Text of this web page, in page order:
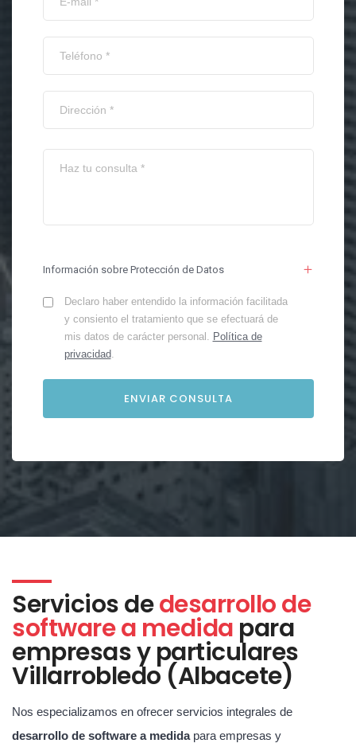
Información sobre Protección de Datos
Declaro haber entendido la información facilitada
y consiento el tratamiento que se efectuará de
mis datos de carácter personal. Política de
privacidad.
Servicios dedesarrollo de
software a medida para
empresas y particulares
Villarrobledo (Albacete)
Nos especializamos en ofrecer servicios integrales de
desarrollo de software a medidapara empresas y